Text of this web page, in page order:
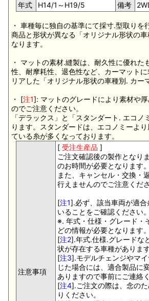
年式 H14/1～H19/5 備考
・ 車種毎に独自の基準にて採寸.型取りを
商品と形状が異なる「オリジナル形状の
なります。
・ マットの素材.縫製は、耐久性に優れた
性、耐摩耗性、退色性など、カーマット
リアした「オリジナル形状の車種別. カー
・ [注1]: マットのグレードにより素材や
のでご注意ください。
「デラックス」と「スタンダート. エコノ
ります。スタンダードは、エコノミーよ
ている糸が多くなっております。
注意事項
[ 受注生産品 ]
ご注文確認後の製作となり
のお時間が必要となります。
また、キャンセル・交換・
行えませんのでご注意くださ
[注1].必ず、該当車両が適
いることをご確認ください。
※. 年式・仕様・グレード・
どの情報が必要となります。
[注2].年式.仕様.グレードな
状が存在する車種があります
[注3].モデルチェンジやマ
じた場合には、適合製品に
ありますので事前にご連絡く
[注4].ご注文の際は、念の
りください。